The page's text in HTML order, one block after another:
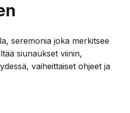
seremonia joka merkitsee
siunaukset viinin,
vaiheittaiset ohjeet ja